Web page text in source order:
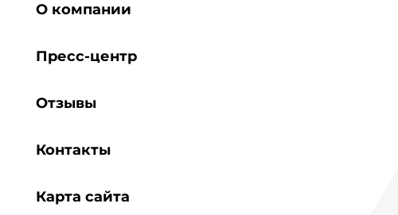
О компании
Пресс-центр
Отзывы
Контакты
Карта сайта